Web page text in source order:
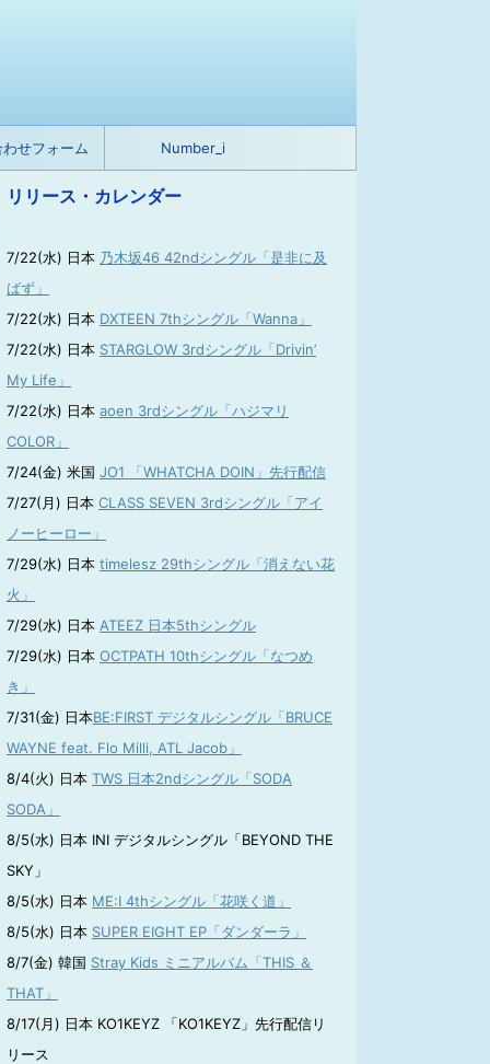
せフォーム Number_i
リリース・カレンダー
7/22(水) 日本 乃木坂46 42ndシングル「是非に及
ばず」
7/22(水) 日本 DXTEEN 7thシングル「Wanna」
7/22(水) 日本 STARGLOW 3rdシングル「Drivin’
My Life」
7/22(水) 日本 aoen 3rdシングル「ハジマリ
COLOR」
7/24(金) 米国 JO1 「WHATCHA DOIN」先行配信
7/27(月) 日本 CLASS SEVEN 3rdシングル「アイ
ノーヒーロー」
7/29(水) 日本 timelesz 29thシングル「消えない花
火」
7/29(水) 日本 ATEEZ 日本5thシングル
7/29(水) 日本 OCTPATH 10thシングル「なつめ
き」
7/31(金) 日本BE:FIRST デジタルシングル「BRUCE
WAYNE feat. Flo Milli, ATL Jacob」
8/4(火) 日本 TWS 日本2ndシングル「SODA
SODA」
8/5(水) 日本 INI デジタルシングル「BEYOND THE
SKY」
8/5(水) 日本 ME:I 4thシングル「花咲く道」
8/5(水) 日本 SUPER EIGHT EP「ダンダーラ」
8/7(金) 韓国 Stray Kids ミニアルバム「THIS ＆
THAT」
8/17(月) 日本 KO1KEYZ 「KO1KEYZ」先行配信リ
リース